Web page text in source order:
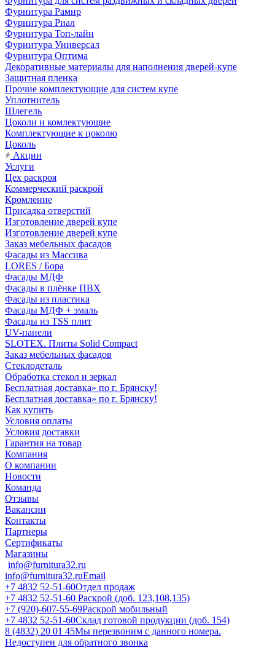
Фурнитура Рамир
Фурнитура Риал
Фурнитура Топ-лайн
Фурнитура Универсал
Фурнитура Оптима
Декоративные материалы для наполнения дверей-купе
Защитная пленка
Прочие комплектующие для систем купе
Уплотнитель
Шлегель
Цоколи и комлектующие
Комплектующие к цоколю
Цоколь
Акции
Услуги
Цех раскроя
Коммерческий раскрой
Кромление
Присадка отверстий
Изготовление дверей купе
Изготовление дверей купе
Заказ мебельных фасадов
Фасады из Массива
LORES / Бора
Фасады МДФ
Фасады в плёнке ПВХ
Фасады из пластика
Фасады МДФ + эмаль
Фасады из TSS плит
UV-панели
SLOTEX. Плиты Solid Compact
Заказ мебельных фасадов
Стеклодеталь
Обработка стекол и зеркал
Бесплатная доставка» по г. Брянску!
Бесплатная доставка» по г. Брянску!
Как купить
Условия оплаты
Условия доставки
Гарантия на товар
Компания
О компании
Новости
Команда
Отзывы
Вакансии
Контакты
Партнеры
Сертификаты
Магазины
info@furnitura32.ru
info@furnitura32.ruEmail
+7 4832 52-51-60Отдел продаж
+7 4832 52-51-60 Раскрой (доб. 123,108,135)
+7 (920)-607-55-69Раскрой мобильный
+7 4832 52-51-60Склад готовой продукции (доб. 154)
8 (4832) 20 01 45Мы перезвоним с данного номера.
Недоступен для обратного звонка